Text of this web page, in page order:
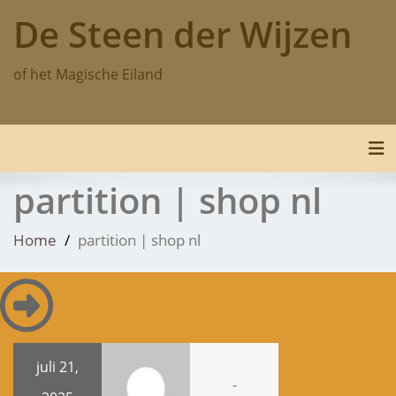
content
De Steen der Wijzen
of het Magische Eiland
partition | shop nl
Home partition | shop nl
juli 21,
-